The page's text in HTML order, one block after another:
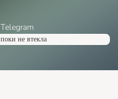
Telegram